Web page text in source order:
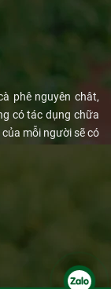
phê nguyên chât,
có tác dụng chữa
mỗi người sẽ có